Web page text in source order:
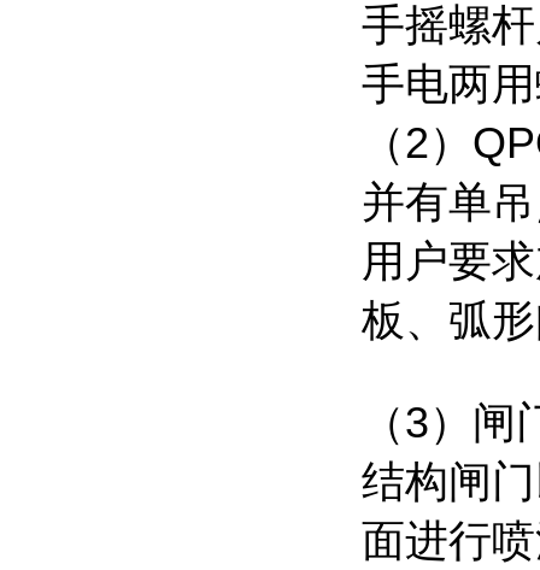
手摇螺
手电两
（2）
并有单
用户要
板、弧
（3）
结构闸
面进行